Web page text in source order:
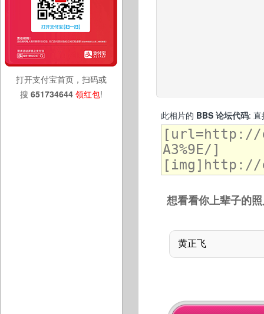
打开支付宝首页，扫码或
搜 651734644 领红包!
此相片的 BBS 论坛代码: 直
想看看你上辈子的